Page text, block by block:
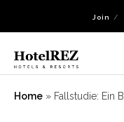
Join
Home » Fallstudie: Ein